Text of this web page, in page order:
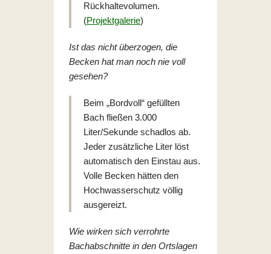
Rückhaltevolumen.
(Projektgalerie)
Ist das nicht überzogen, die
Becken hat man noch nie voll
gesehen?
Beim „Bordvoll“ gefüllten
Bach fließen 3.000
Liter/Sekunde schadlos ab.
Jeder zusätzliche Liter löst
automatisch den Einstau aus.
Volle Becken hätten den
Hochwasserschutz völlig
ausgereizt.
Wie wirken sich verrohrte
Bachabschnitte in den Ortslagen